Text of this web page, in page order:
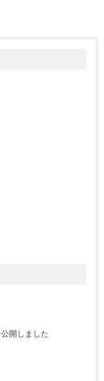
開しました